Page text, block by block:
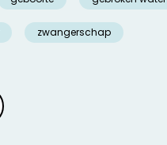
zwangerschap